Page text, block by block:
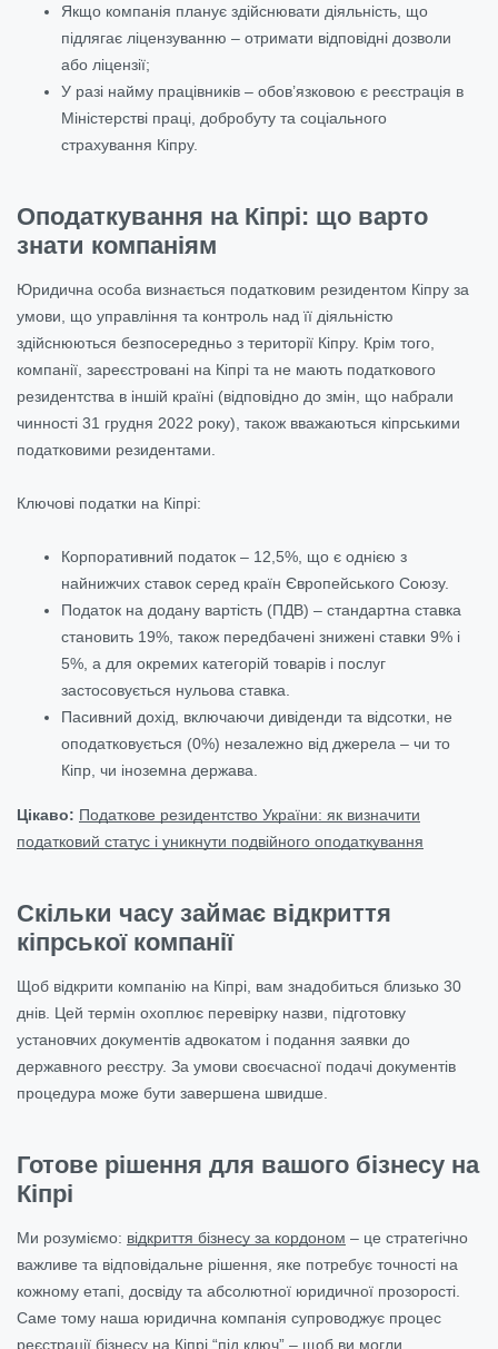
Якщо компанія планує здійснювати діяльність, що
підлягає ліцензуванню – отримати відповідні дозволи
або ліцензії;
У разі найму працівників – обов’язковою є реєстрація в
Міністерстві праці, добробуту та соціального
страхування Кіпру.
Оподаткування на Кіпрі: що варто
знати компаніям
Юридична особа визнається податковим резидентом Кіпру за
умови, що управління та контроль над її діяльністю
здійснюються безпосередньо з території Кіпру. Крім того,
компанії, зареєстровані на Кіпрі та не мають податкового
резидентства в іншій країні (відповідно до змін, що набрали
чинності 31 грудня 2022 року), також вважаються кіпрськими
податковими резидентами.
Ключові податки на Кіпрі:
Корпоративний податок – 12,5%, що є однією з
найнижчих ставок серед країн Європейського Союзу.
Податок на додану вартість (ПДВ) – стандартна ставка
становить 19%, також передбачені знижені ставки 9% і
5%, а для окремих категорій товарів і послуг
застосовується нульова ставка.
Пасивний дохід, включаючи дивіденди та відсотки, не
оподатковується (0%) незалежно від джерела – чи то
Кіпр, чи іноземна держава.
Цікаво: Податкове резидентство України: як визначити
податковий статус і уникнути подвійного оподаткування
Скільки часу займає відкриття
кіпрської компанії
Щоб відкрити компанію на Кіпрі, вам знадобиться близько 30
днів. Цей термін охоплює перевірку назви, підготовку
установчих документів адвокатом і подання заявки до
державного реєстру. За умови своєчасної подачі документів
процедура може бути завершена швидше.
Готове рішення для вашого бізнесу на
Кіпрі
Ми розуміємо: відкриття бізнесу за кордоном – це стратегічно
важливе та відповідальне рішення, яке потребує точності на
кожному етапі, досвіду та абсолютної юридичної прозорості.
Саме тому наша юридична компанія супроводжує процес
реєстрації бізнесу на Кіпрі “під ключ” – щоб ви могли